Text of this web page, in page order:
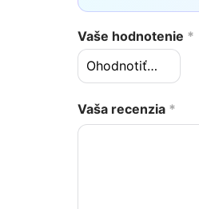
Vaše hodnotenie *
Vaša recenzia *